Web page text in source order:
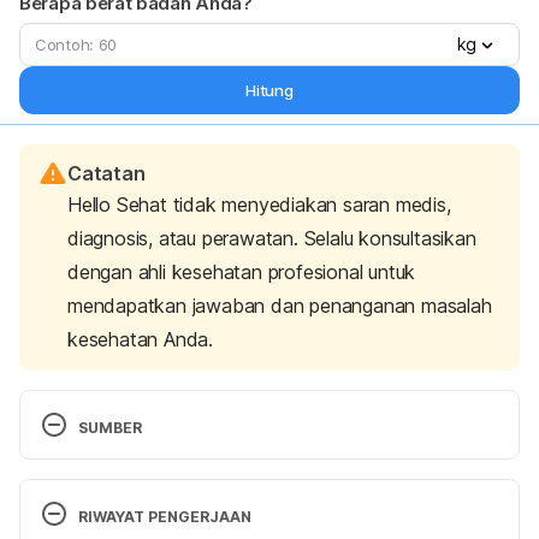
kg
Hitung
Catatan
Hello Sehat tidak menyediakan saran medis,
diagnosis, atau perawatan. Selalu konsultasikan
dengan ahli kesehatan profesional untuk
mendapatkan jawaban dan penanganan masalah
kesehatan Anda.
SUMBER
https://www.anaphylaxis.org.uk/knowledgebase/all
RIWAYAT PENGERJAAN